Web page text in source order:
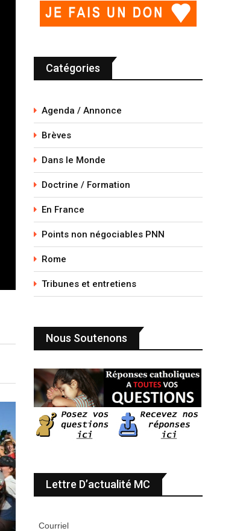
Catégories
Agenda / Annonce
Brèves
Dans le Monde
Doctrine / Formation
En France
Points non négociables PNN
Rome
Tribunes et entretiens
Nous Soutenons
Lettre D’actualité MC
Courriel